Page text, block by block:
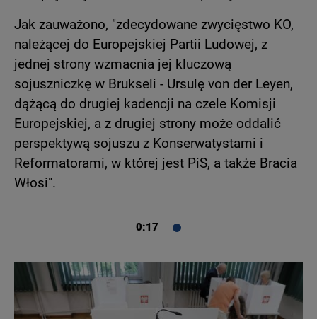
Jak zauważono, "zdecydowane zwycięstwo KO,
należącej do Europejskiej Partii Ludowej, z
jednej strony wzmacnia jej kluczową
sojuszniczkę w Brukseli - Ursulę von der Leyen,
dążącą do drugiej kadencji na czele Komisji
Europejskiej, a z drugiej strony może oddalić
perspektywą sojuszu z Konserwatystami i
Reformatorami, w której jest PiS, a także Bracia
Włosi".
0:17